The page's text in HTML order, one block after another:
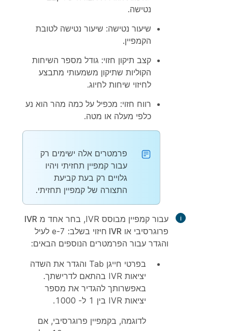
נטישה.
שיעור נטישה: שיעור נטישה לטובת
הקמפיין.
קצב תיקון חזוי: גודל מספר השיחות
הקוליות שתיקון משמעותי מתבצע
לחיזוי שיחות לחיוג.
רווח חזוי: מכפיל על כמה מהר הוא נע
כלפי מעלה או מטה.
פרמטרים אלה ישימים רק
עבור קמפיין תחזיתי ויהיו
גלויים רק בעת קביעת
התצורה של קמפיין תחזיתי.
עבור קמפיין מבוסס IVR, בחר אחד מ
IVR
פרוגרסיבי או IVR חיזוי
בשלב: 7-e לעיל
והגדר עבור הפרמטרים הנוספים הבאים:
בפרטי חייגן Tab והגדר את
השדה
יציאות
IVR בהתאם לדרישתך.
באפשרותך להגדיר את מספר
יציאות IVR בין 1 ל- 1000.
לדוגמה, בקמפיין פרוגרסיבי, אם